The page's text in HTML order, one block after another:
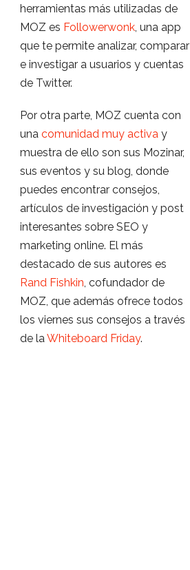
herramientas más utilizadas de
MOZ es Followerwonk, una app
que te permite analizar, comparar
e investigar a usuarios y cuentas
de Twitter.
Por otra parte, MOZ cuenta con
una comunidad muy activa y
muestra de ello son sus Mozinar,
sus eventos y su blog, donde
puedes encontrar consejos,
artículos de investigación y post
interesantes sobre SEO y
marketing online. El más
destacado de sus autores es
Rand Fishkin, cofundador de
MOZ, que además ofrece todos
los viernes sus consejos a través
de laWhiteboard Friday.